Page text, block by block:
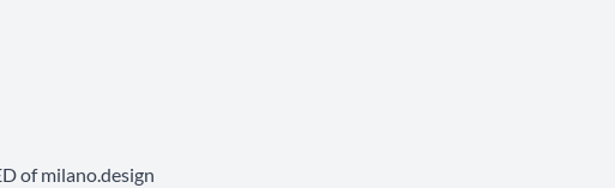
of milano.design